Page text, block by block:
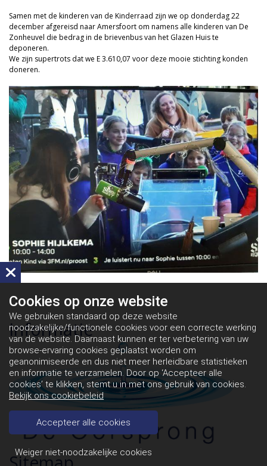
Samen met de kinderen van de Kinderraad zijn we op donderdag 22
december afgereisd naar Amersfoort om namens alle kinderen van De
Zonheuvel die bedrag in de brievenbus van het Glazen Huis te
deponeren.
We zijn supertrots dat we E 3.610,07 voor deze mooie stichting konden
doneren.
Informatie
Cookies op onze website
We gebruiken standaard op deze website
noodzakelijke/functionele cookies voor een correcte werking
van de website. Daarnaast kunnen er ter verbetering van uw
browse-ervaring cookies geplaatst worden om
geanonimiseerde en dus niet meer herleidbare statistieken
en informatie te verzamelen. Door op ‘Accepteer alle
cookies’ te klikken, stemt u in met ons gebruik van cookies.
Bekijk ons cookiebeleid
Accepteer alle cookies
Weiger niet-noodzakelijke cookies